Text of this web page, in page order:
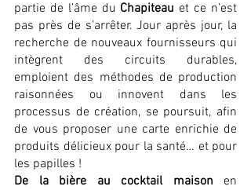
partie de l’âme du Chapiteau et ce n’est
pas près de s’arrêter. Jour après jour, la
recherche de nouveaux fournisseurs qui
intègrent des circuits durables,
emploient des méthodes de production
raisonnées ou innovent dans les
processus de création, se poursuit, afin
de vous proposer une carte enrichie de
produits délicieux pour la santé… et pour
les papilles !
De la bière au cocktail maison en